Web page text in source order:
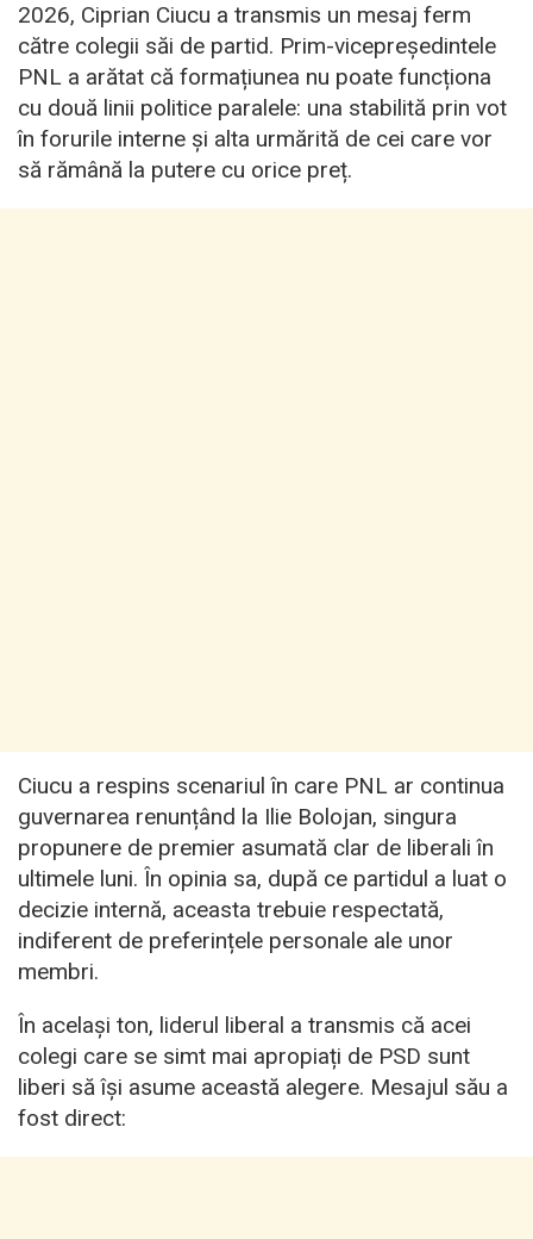
2026, Ciprian Ciucu a transmis un mesaj ferm
către colegii săi de partid. Prim-vicepreședintele
PNL a arătat că formațiunea nu poate funcționa
cu două linii politice paralele: una stabilită prin vot
în forurile interne și alta urmărită de cei care vor
să rămână la putere cu orice preț.
Ciucu a respins scenariul în care PNL ar continua
guvernarea renunțând la Ilie Bolojan, singura
propunere de premier asumată clar de liberali în
ultimele luni. În opinia sa, după ce partidul a luat o
decizie internă, aceasta trebuie respectată,
indiferent de preferințele personale ale unor
membri.
În același ton, liderul liberal a transmis că acei
colegi care se simt mai apropiați de PSD sunt
liberi să își asume această alegere. Mesajul său a
fost direct: